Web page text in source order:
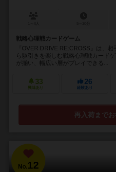
戦略心理戦カードゲーム
『OVER DRIVE RE:CROSS』は、
ら駆引きを楽しむ戦略心理戦カード
が揃い、幅広い層がプレイできる...
33
興味あり
26
経験あり
再入荷まで
No.12